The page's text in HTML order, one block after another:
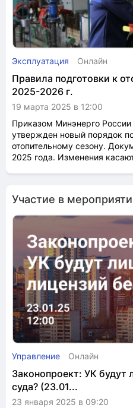
Эксплуатация Онлайн
Правила подготовки к
2025-2026 г.
19 марта 2025 в 12:00
Приказом Минэнерго
утвержден новый порядок
отопительному сезону.
2025 года. Изменения
Участие в
Управление Онлайн
Законопроект: УК будут
суда? (23.01...
23 января 2025 в 09:20